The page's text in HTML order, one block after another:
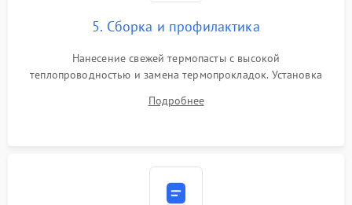
5. Сборка и профилактика
Нанесение свежей термопасты с высокой
теплопроводностью и замена термопрокладок. Установка
шлейфов, модулей памяти и накопителей. Предварительная
Подробнее